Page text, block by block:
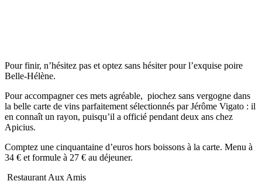
Pour finir, n’hésitez pas et optez sans hésiter pour l’exquise poire
Belle-Hélène.
Pour accompagner ces mets agréable, piochez sans vergogne dans
la belle carte de vins parfaitement sélectionnés par Jérôme Vigato : il
en connaît un rayon, puisqu’il a officié pendant deux ans chez
Apicius.
Comptez une cinquantaine d’euros hors boissons à la carte. Menu à
34 € et formule à 27 € au déjeuner.
Restaurant Aux Amis